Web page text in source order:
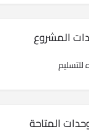
المشروع
للتسليم
المتاحة